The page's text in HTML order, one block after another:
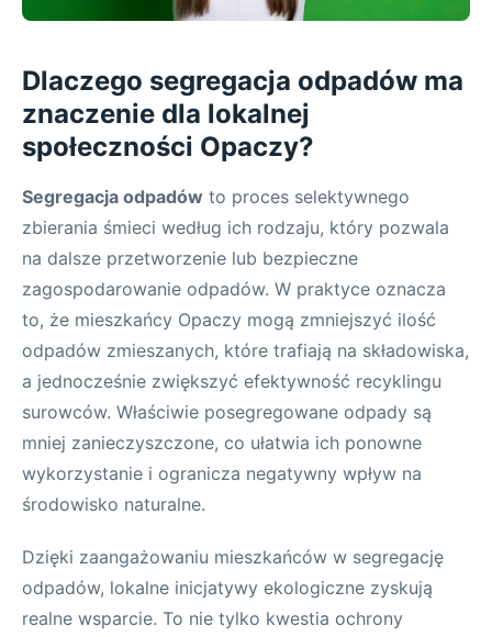
Dlaczego segregacja odpadów ma
znaczenie dla lokalnej
społeczności Opaczy?
Segregacja odpadów to proces selektywnego
zbierania śmieci według ich rodzaju, który pozwala
na dalsze przetworzenie lub bezpieczne
zagospodarowanie odpadów. W praktyce oznacza
to, że mieszkańcy Opaczy mogą zmniejszyć ilość
odpadów zmieszanych, które trafiają na składowiska,
a jednocześnie zwiększyć efektywność recyklingu
surowców. Właściwie posegregowane odpady są
mniej zanieczyszczone, co ułatwia ich ponowne
wykorzystanie i ogranicza negatywny wpływ na
środowisko naturalne.
Dzięki zaangażowaniu mieszkańców w segregację
odpadów, lokalne inicjatywy ekologiczne zyskują
realne wsparcie. To nie tylko kwestia ochrony